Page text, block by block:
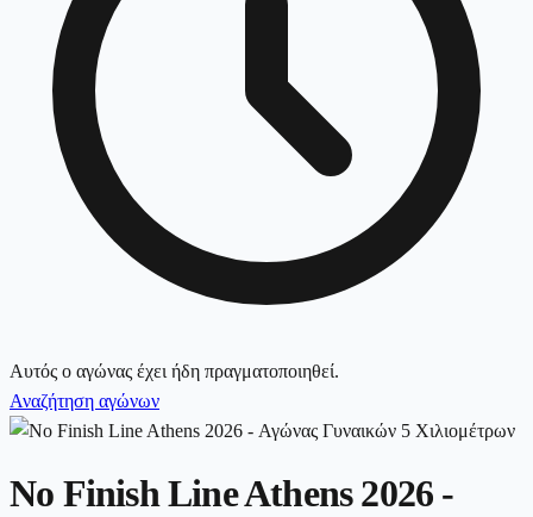
Αυτός ο αγώνας έχει ήδη πραγματοποιηθεί.
Αναζήτηση αγώνων
No Finish Line Athens 2026 -